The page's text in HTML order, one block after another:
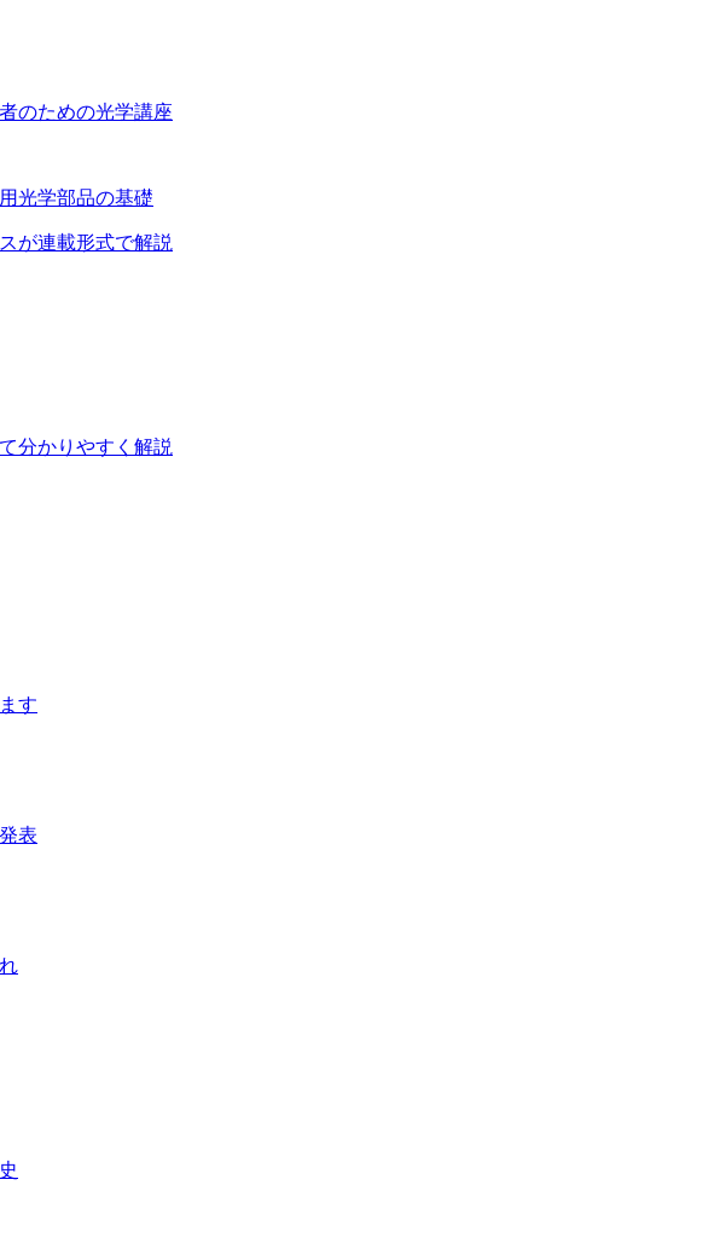
のための光学講座
光学部品の基礎
が連載形式で解説
分かりやすく解説
す
表